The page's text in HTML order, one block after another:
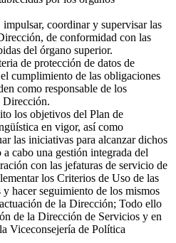
coordinar y supervisar las
de conformidad con las
del órgano superior.
de protección de datos de
cumplimiento de las obligaciones
como responsable de los
Dirección.
los objetivos del Plan de
en vigor, así como
las iniciativas para alcanzar dichos
cabo una gestión integrada del
con las jefaturas de servicio de
los Criterios de Uso de las
hacer seguimiento de los mismos
de la Dirección; Todo ello
de la Dirección de Servicios y en
Viceconsejería de Política